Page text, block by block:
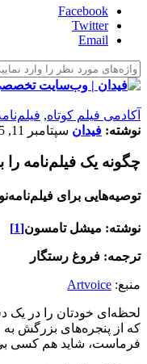
Facebook
Twitter
Email
آکادمی فیلم کوتاه,
نوشته: فیدان سپتامبر 11, 2025
چگونه یک فیلم‌نامه را
توصیه‌هایی برای
نوشته: میشل تامسون[1]
ترجمه: فروغ رستگار
منبع: Artvoice
لحظه‌ای خودتان را در یک
که از پنجره‌های بزرگش
فرماست، شاید هم کسی